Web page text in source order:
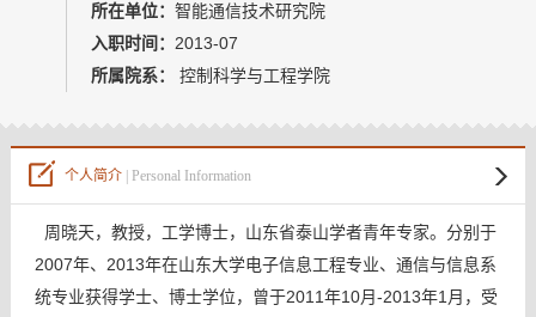
教师博客
所在单位： 智能通信技术研究院
入职时间： 2013-07
所属院系：
控制科学与工程学院
个人简介| Personal Information
周晓天，教授， 工学博士， 山东省泰山学者青年专家。分别于
2007年、2013年在山东大学电子信息工程专业、通信与信息系
统专业获得学士、博士学位，曾于2011年10月-2013年1月，受